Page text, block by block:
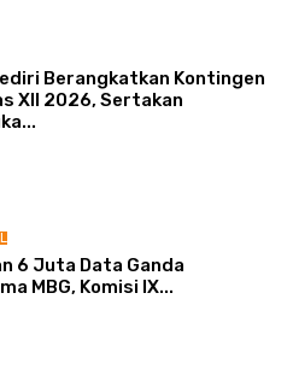
Berangkatkan Kontingen
XII 2026, Sertakan
6 Juta Data Ganda
MBG, Komisi IX...